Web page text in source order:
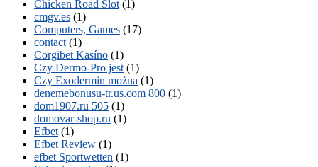
Chicken Road Slot (1)
cmgv.es (1)
Computers, Games (17)
contact (1)
Corgibet Kasíno (1)
Czy Dermo-Pro jest (1)
Czy Exodermin można (1)
denemebonusu-tr.us.com 800 (1)
dom1907.ru 505 (1)
domovar-shop.ru (1)
Efbet (1)
Efbet Review (1)
efbet Sportwetten (1)